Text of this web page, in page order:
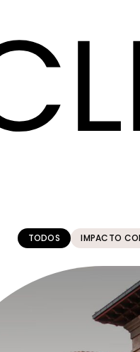
TODOS IMPACTO